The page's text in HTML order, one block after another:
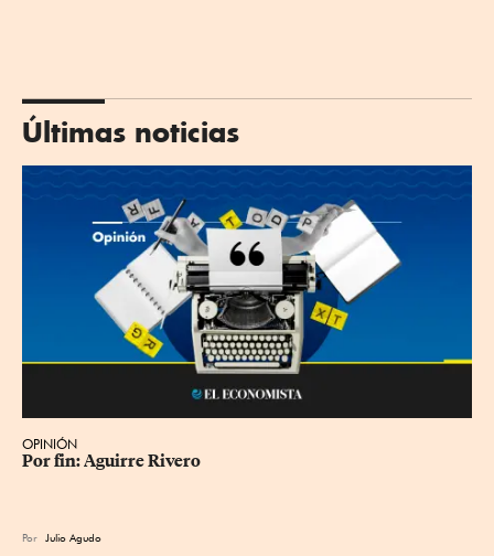
Últimas noticias
OPINIÓN
Por fin: Aguirre Rivero
Por Julio Agudo